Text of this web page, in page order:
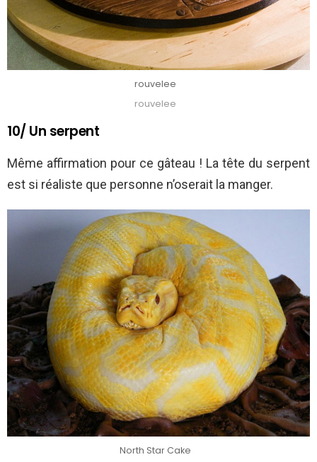
rouvelee
rouvelee
10/ Un serpent
Même affirmation pour ce gâteau ! La tête du serpent
est si réaliste que personne n’oserait la manger.
North Star Cake